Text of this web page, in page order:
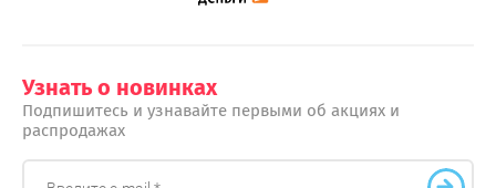
Узнать о новинках
Подпишитесь и узнавайте первыми об акциях и
распродажах